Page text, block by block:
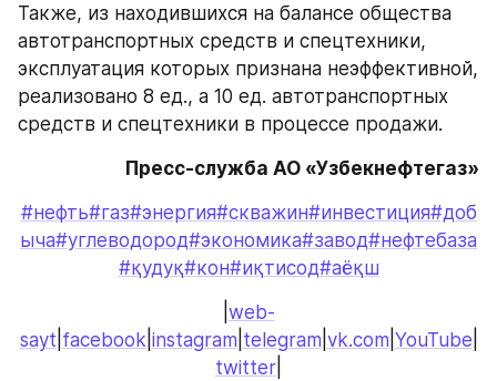
Также, из находившихся на балансе общества
автотранспортных средств и спецтехники,
эксплуатация которых признана неэффективной,
реализовано 8 ед., а 10 ед. автотранспортных
средств и спецтехники в процессе продажи.
Пресс-служба АО «Узбекнефтегаз»
#нефть#газ#энергия#скважин#инвестиция#доб
ыча#углеводород#экономика#завод#нефтебаза
#қудуқ#кон#иқтисод#аёқш
web-
sayt facebook instagram telegram vk.com YouTube
twitter